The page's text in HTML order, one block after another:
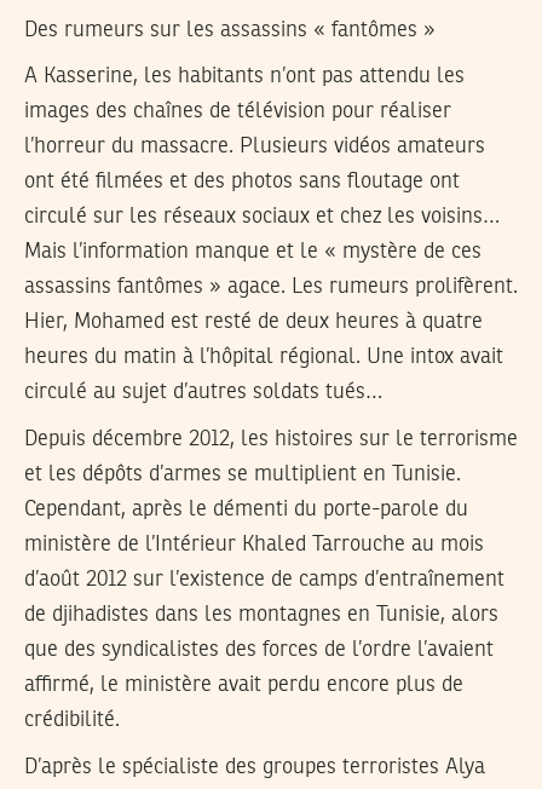
Des rumeurs sur les assassins « fantômes »
A Kasserine, les habitants n’ont pas attendu les
images des chaînes de télévision pour réaliser
l’horreur du massacre. Plusieurs vidéos amateurs
ont été filmées et des photos sans floutage ont
circulé sur les réseaux sociaux et chez les voisins…
Mais l’information manque et le « mystère de ces
assassins fantômes » agace. Les rumeurs prolifèrent.
Hier, Mohamed est resté de deux heures à quatre
heures du matin à l’hôpital régional. Une intox avait
circulé au sujet d’autres soldats tués…
Depuis décembre 2012, les histoires sur le terrorisme
et les dépôts d’armes se multiplient en Tunisie.
Cependant, après le démenti du porte-parole du
ministère de l’Intérieur Khaled Tarrouche au mois
d’août 2012 sur l’existence de camps d’entraînement
de djihadistes dans les montagnes en Tunisie, alors
que des syndicalistes des forces de l’ordre l’avaient
affirmé, le ministère avait perdu encore plus de
crédibilité.
D’après le spécialiste des groupes terroristes Alya